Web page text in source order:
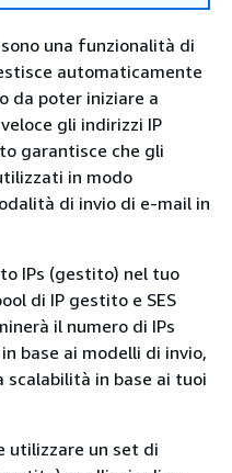
sono una funzionalità di
automaticamente
da poter iniziare a
gli indirizzi IP
garantisce che gli
in modo
di invio di e-mail in
IPs (gestito) nel tuo
di IP gestito e SES
il numero di IPs
base ai modelli di invio,
scalabilità in base ai tuoi
utilizzare un set di